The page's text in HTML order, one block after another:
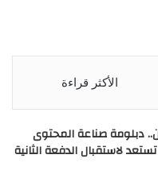
الأكثر قراءة
دبلومة صناعة المحتوى
لاستقبال الدفعة الثانية